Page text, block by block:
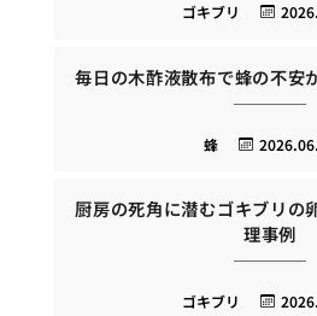
ゴキブリ
毎日の木酢液散布で蜂の不安
蜂
厨房の死角に潜むゴキブリの
理事例
ゴキブリ